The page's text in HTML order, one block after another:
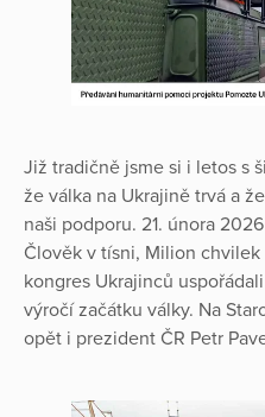
Již tradičně jsme si i letos s
že válka na Ukrajině trvá a
naši podporu. 21. února
Člověk v tísni, Milion
kongres Ukrajinců
výročí začátku války. Na
opět i prezident ČR Petr